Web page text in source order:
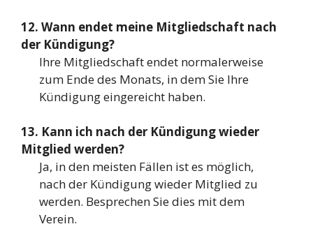
12. Wann endet meine Mitgliedschaft nach
der Kündigung?
Ihre Mitgliedschaft endet normalerweise
zum Ende des Monats, in dem Sie Ihre
Kündigung eingereicht haben.
13. Kann ich nach der Kündigung wieder
Mitglied werden?
Ja, in den meisten Fällen ist es möglich,
nach der Kündigung wieder Mitglied zu
werden. Besprechen Sie dies mit dem
Verein.